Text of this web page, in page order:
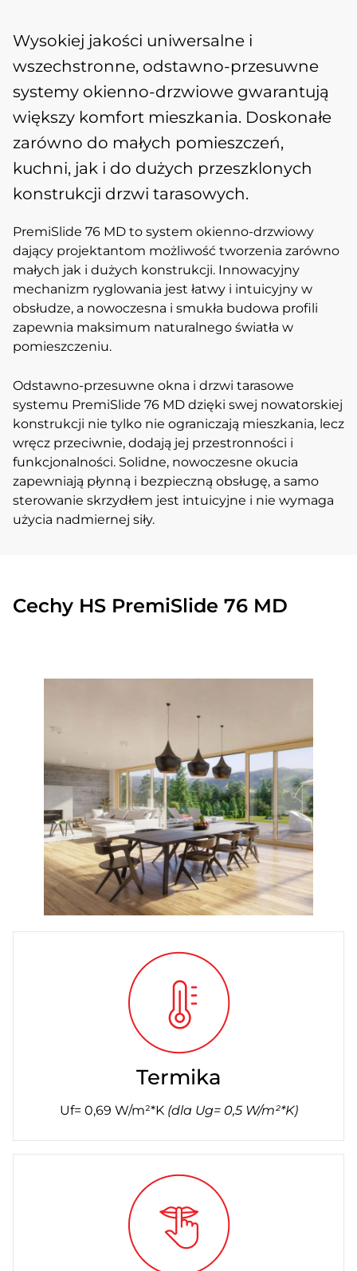
Wysokiej jakości uniwersalne i
wszechstronne, odstawno-przesuwne
systemy okienno-drzwiowe gwarantują
większy komfort mieszkania. Doskonałe
zarówno do małych pomieszczeń,
kuchni, jak i do dużych przeszklonych
konstrukcji drzwi tarasowych.
PremiSlide 76 MD to system okienno-drzwiowy
dający projektantom możliwość tworzenia zarówno
małych jak i dużych konstrukcji. Innowacyjny
mechanizm ryglowania jest łatwy i intuicyjny w
obsłudze, a nowoczesna i smukła budowa profili
zapewnia maksimum naturalnego światła w
pomieszczeniu.
Odstawno-przesuwne okna i drzwi tarasowe
systemu PremiSlide 76 MD dzięki swej nowatorskiej
konstrukcji nie tylko nie ograniczają mieszkania, lecz
wręcz przeciwnie, dodają jej przestronności i
funkcjonalności. Solidne, nowoczesne okucia
zapewniają płynną i bezpieczną obsługę, a samo
sterowanie skrzydłem jest intuicyjne i nie wymaga
użycia nadmiernej siły.
Cechy HS PremiSlide 76 MD
Termika
Uf= 0,69 W/m²*K (dla Ug= 0,5 W/m²*K)